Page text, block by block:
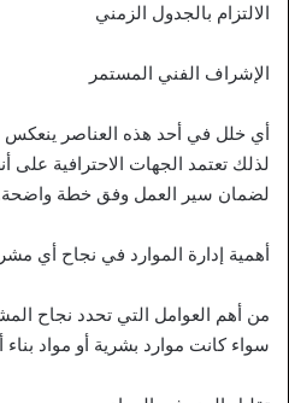
الالتزام بالجدول الزمني
الإشراف الفني المستمر
أي خلل في أحد هذه العناصر ينعكس
لذلك تعتمد الجهات الاحترافية على
لضمان سير العمل وفق خطة
أهمية إدارة الموارد في نجاح أي
من أهم العوامل التي تحدد نجاح
سواء كانت موارد بشرية أو مواد بناء